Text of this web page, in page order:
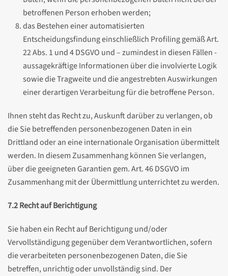
betroffenen Person erhoben werden;
das Bestehen einer automatisierten
Entscheidungsfindung einschließlich Profiling gemäß Art.
22 Abs. 1 und 4 DSGVO und – zumindest in diesen Fällen -
aussagekräftige Informationen über die involvierte Logik
sowie die Tragweite und die angestrebten Auswirkungen
einer derartigen Verarbeitung für die betroffene Person.
Ihnen steht das Recht zu, Auskunft darüber zu verlangen, ob
die Sie betreffenden personenbezogenen Daten in ein
Drittland oder an eine internationale Organisation übermittelt
werden. In diesem Zusammenhang können Sie verlangen,
über die geeigneten Garantien gem. Art. 46 DSGVO im
Zusammenhang mit der Übermittlung unterrichtet zu werden.
7.2Recht auf Berichtigung
Sie haben ein Recht auf Berichtigung und/oder
Vervollständigung gegenüber dem Verantwortlichen, sofern
die verarbeiteten personenbezogenen Daten, die Sie
betreffen, unrichtig oder unvollständig sind. Der